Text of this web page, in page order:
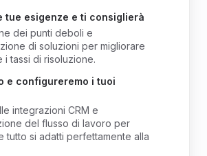
tue esigenze e ti consiglierà
dei punti deboli e
di soluzioni per migliorare
tassi di risoluzione.
e configureremo i tuoi
integrazioni CRM e
del flusso di lavoro per
tutto si adatti perfettamente alla